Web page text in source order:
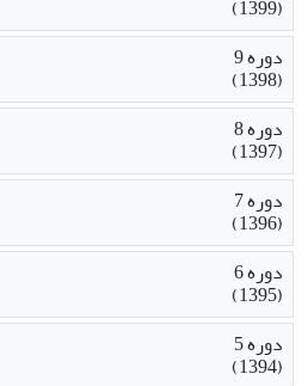
(1399)
دوره 9
(1398)
دوره 8
(1397)
دوره 7
(1396)
دوره 6
(1395)
دوره 5
(1394)